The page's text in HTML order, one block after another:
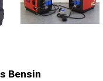
Bensin